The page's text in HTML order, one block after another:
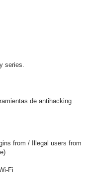
series.
de antihacking
from / Illegal users from
Fi